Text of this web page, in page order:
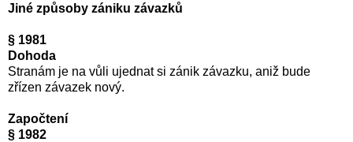
Jiné způsoby zániku závazků
§ 1981
Dohoda
Stranám je na vůli ujednat si zánik závazku, aniž bude
zřízen závazek nový.
Započtení
§ 1982